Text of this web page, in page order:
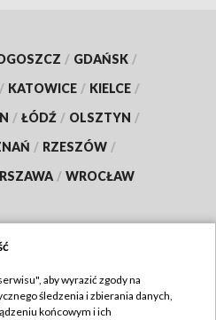
/ GDAŃSK /
/ KATOWICE / KIELCE /
/ ŁÓDŹ / OLSZTYN /
/ RZESZÓW /
/ WROCŁAW
TVP
aby wyrazić zgody na
śledzenia i zbierania danych,
końcowym i ich